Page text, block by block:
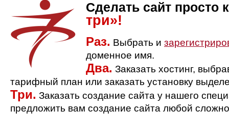
Сделать сайт просто
три»!
Раз. Выбрать и
доменное имя.
Два. Заказать хостинг,
тарифный план или заказать установку
Три. Заказать создание сайта у нашего
предложить вам создание сайта любой